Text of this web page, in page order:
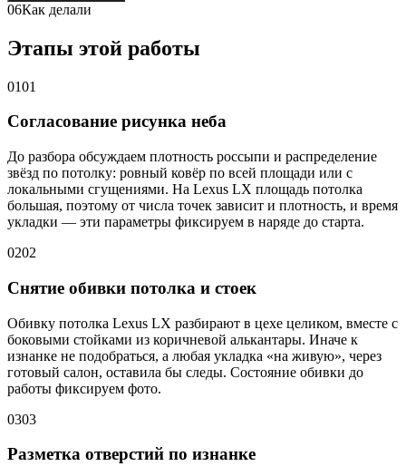
06Как делали
Этапы этой работы
0101
Согласование рисунка неба
До разбора обсуждаем плотность россыпи и распределение
звёзд по потолку: ровный ковёр по всей площади или с
локальными сгущениями. На Lexus LX площадь потолка
большая, поэтому от числа точек зависит и плотность, и время
укладки — эти параметры фиксируем в наряде до старта.
0202
Снятие обивки потолка и стоек
Обивку потолка Lexus LX разбирают в цехе целиком, вместе с
боковыми стойками из коричневой алькантары. Иначе к
изнанке не подобраться, а любая укладка «на живую», через
готовый салон, оставила бы следы. Состояние обивки до
работы фиксируем фото.
0303
Разметка отверстий по изнанке